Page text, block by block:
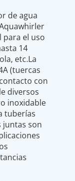
de agua
para el uso
14
etc.La
(tuercas
con
diversos
inoxidable
tuberías
juntas son